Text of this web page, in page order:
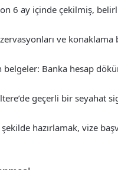
6 ay içinde çekilmiş,
ve
Banka hesap
geçerli bir seyahat
hazırlamak, vize